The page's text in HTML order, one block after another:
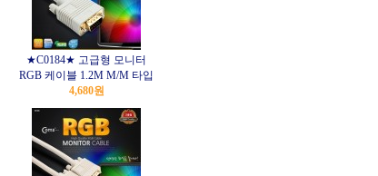
★C0184★ 고급형 모니터
RGB 케이블 1.2M M/M 타입
4,680원